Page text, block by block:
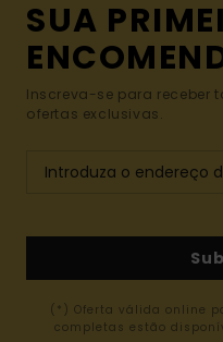
SUA
Inscreva-se para receber
ofertas exclusivas.
(*) Oferta válida online
completas estão